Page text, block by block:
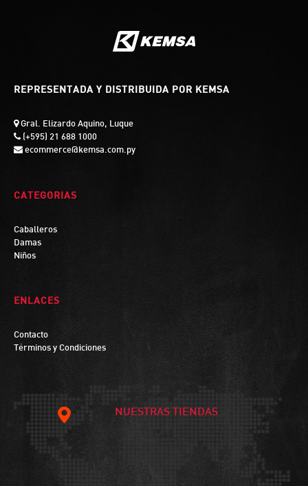
REPRESENTADA Y DISTRIBUIDA POR KEMSA
Gral. Elizardo Aquino, Luque
(+595) 21 688 1000
ecommerce@kemsa.com.py
CATEGORIAS
Caballeros
Damas
Niños
ENLACES
Contacto
Términos y Condiciones
NUESTRAS TIENDAS